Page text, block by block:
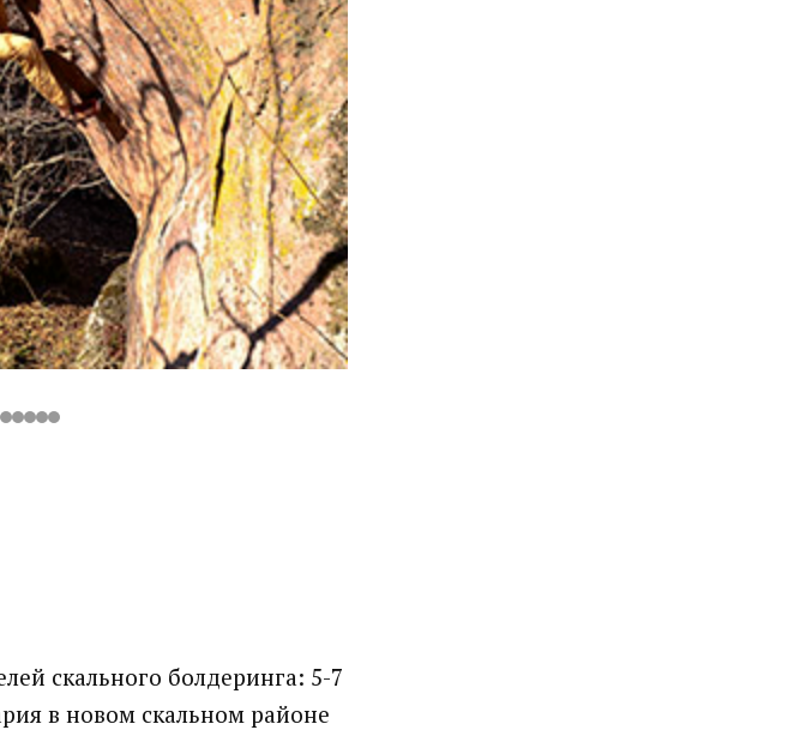
скального болдеринга: 5-7
в новом скальном районе